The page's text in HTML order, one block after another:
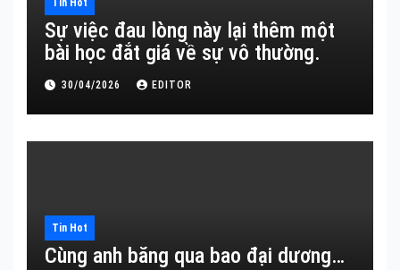
Tin Hot
Sự việc đau lòng này lại thêm một
bài học đắt giá về sự vô thường.
30/04/2026 EDITOR
Tin Hot
Cùng anh băng qua bao đại dương…